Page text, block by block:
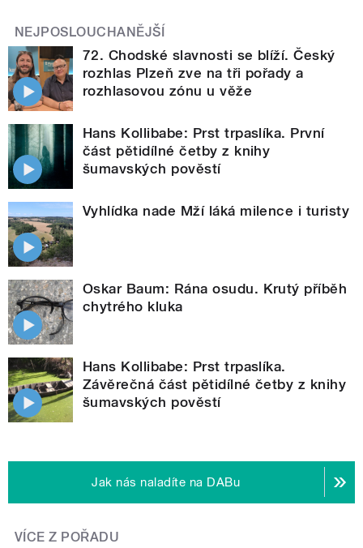
NEJPOSLOUCHANĚJŠÍ
72. Chodské slavnosti se blíží. Český
rozhlas Plzeň zve na tři pořady a
rozhlasovou zónu u věže
Hans Kollibabe: Prst trpaslíka. První
část pětidílné četby z knihy
šumavských pověstí
Vyhlídka nade Mží láká milence i turisty
Oskar Baum: Rána osudu. Krutý příběh
chytrého kluka
Hans Kollibabe: Prst trpaslíka.
Závěrečná část pětidílné četby z knihy
šumavských pověstí
Jak nás naladíte na DABu
VÍCE Z POŘADU